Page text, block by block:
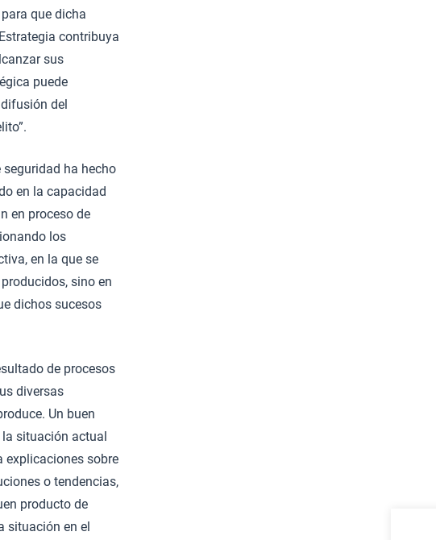
que dicha
contribuya
sus
puede
del
ha hecho
en la capacidad
en proceso de
los
en la que se
sino en
dichos sucesos
de procesos
diversas
Un buen
situación actual
explicaciones sobre
o tendencias,
producto de
situación en el